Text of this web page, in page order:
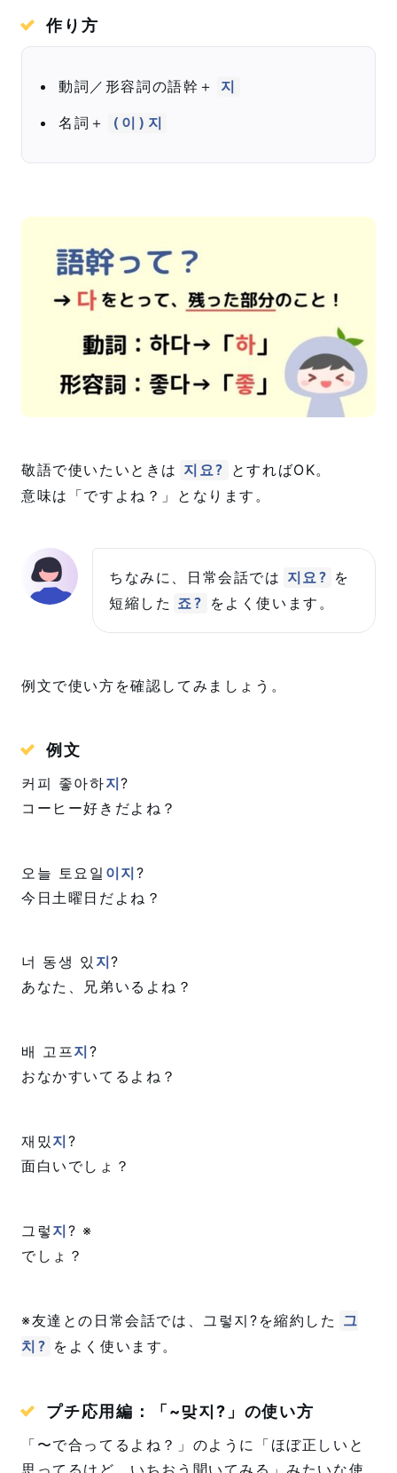
作り方
動詞／形容詞の語幹＋ 지
名詞＋ (이)지
敬語で使いたいときは 지요?
とすればOK。
意味は「ですよね？」となります。
ちなみに、日常会話では 지요? を
短縮した 죠? をよく使います。
例文で使い方を確認してみましょう。
例文
커피 좋아하지?
コーヒー好きだよね？
오늘 토요일 이지?
今日土曜日だよね？
너 동생 있 지?
あなた、兄弟いるよね？
배 고프지?
おなかすいてるよね？
재밌 지?
面白いでしょ？
그렇 지? ※
でしょ？
※友達との日常会話では、그렇지?を縮約した
그
치? をよく使います。
プチ応用編：「~맞지?」の使い方
「〜で合ってるよね？」のように「ほぼ正しいと
思ってるけど、いちおう聞いてみる」みたいな使